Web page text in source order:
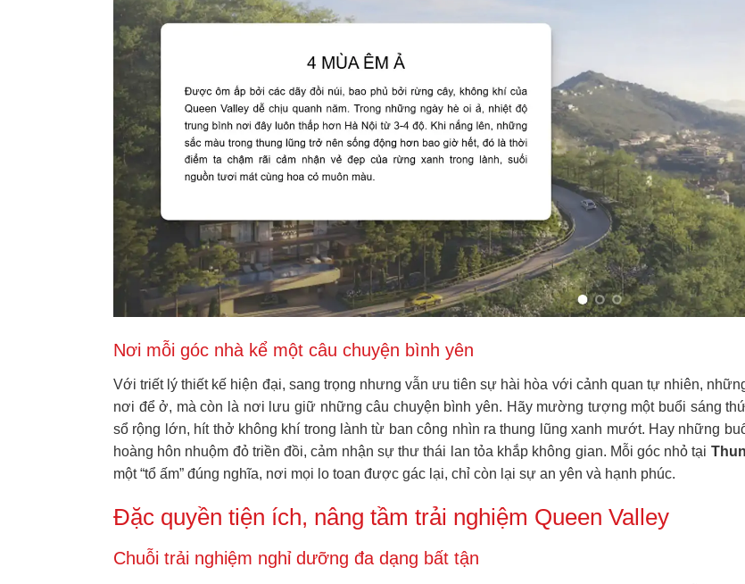
Nơi mỗi góc nhà kể một câu chuyện bình yên
Với triết lý thiết kế hiện đại, sang trọng nhưng vẫn ưu tiên sự hài hòa với cảnh quan tự nhiên,
nơi để ở, mà còn là nơi lưu giữ những câu chuyện bình yên. Hãy mường tượng một buổi sáng
sổ rộng lớn, hít thở không khí trong lành từ ban công nhìn ra thung lũng xanh mướt. Hay những
hoàng hôn nhuộm đỏ triền đồi, cảm nhận sự thư thái lan tỏa khắp không gian. Mỗi góc nhỏ tại
một “tổ ấm” đúng nghĩa, nơi mọi lo toan được gác lại, chỉ còn lại sự an yên và hạnh phúc.
Đặc quyền tiện ích, nâng tầm trải nghiệm Queen Valley
Chuỗi trải nghiệm nghỉ dưỡng đa dạng bất tận